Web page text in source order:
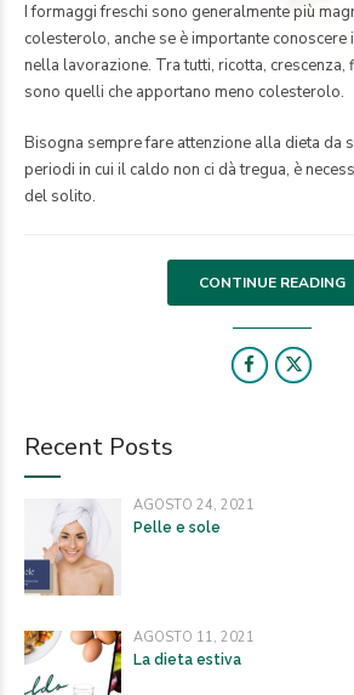
I formaggi freschi sono generalmente più
colesterolo, anche se è importante
nella lavorazione. Tra tutti, ricotta, crescenza,
sono quelli che apportano meno colesterolo.
Bisogna sempre fare attenzione alla dieta da
periodi in cui il caldo non ci dà tregua, è
del solito.
CONTINUE READING
Recent Posts
AGOSTO 24, 2021
Pelle e sole
AGOSTO 11, 2021
La dieta estiva